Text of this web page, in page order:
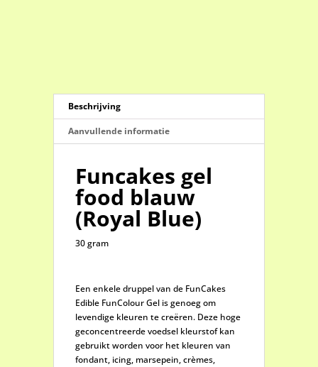
Beschrijving
Aanvullende informatie
Funcakes gel
food blauw
(Royal Blue)
30 gram
Een enkele druppel van de FunCakes
Edible FunColour Gel is genoeg om
levendige kleuren te creëren. Deze hoge
geconcentreerde voedsel kleurstof kan
gebruikt worden voor het kleuren van
fondant, icing, marsepein, crèmes,